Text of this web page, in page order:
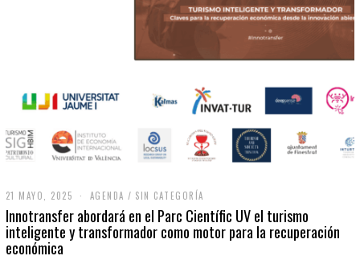
21 MAYO, 2025
M
A
Y
AGENDA / SIN CATEGORÍA
Innotransfer abordará en el Parc Científic UV el turismo
inteligente y transformador como motor para la recuperación
económica